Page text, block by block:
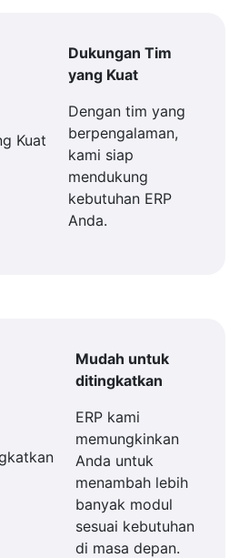
Dukungan Tim
yang Kuat
Dengan tim yang
berpengalaman,
kami siap
mendukung
kebutuhan ERP
Anda.
Mudah untuk
ditingkatkan
ERP kami
memungkinkan
Anda untuk
menambah lebih
banyak modul
sesuai kebutuhan
di masa depan.